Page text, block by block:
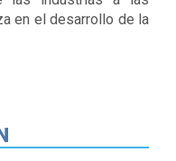
en el desarrollo de la